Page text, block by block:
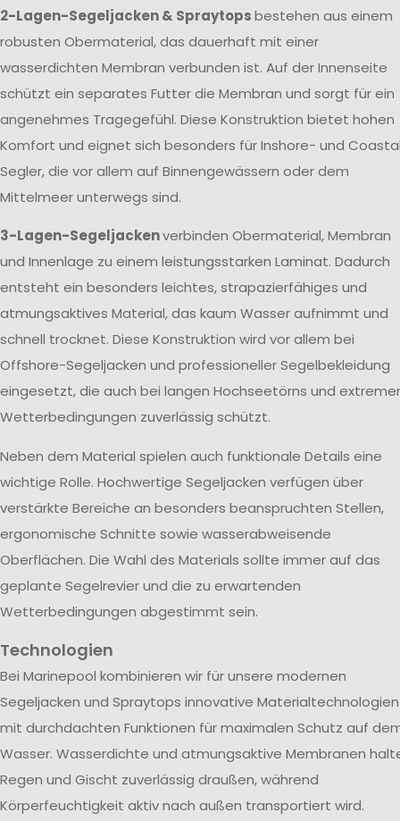
2-Lagen-Segeljacken & Spraytopsbestehen aus einem
robusten Obermaterial, das dauerhaft mit einer
wasserdichten Membran verbunden ist. Auf der Innenseite
schützt ein separates Futter die Membran und sorgt für ein
angenehmes Tragegefühl. Diese Konstruktion bietet hohen
Komfort und eignet sich besonders für Inshore- und
Segler, die vor allem auf Binnengewässern oder dem
Mittelmeer unterwegs sind.
3-Lagen-Segeljackenverbinden Obermaterial, Membran
und Innenlage zu einem leistungsstarken Laminat. Dadurch
entsteht ein besonders leichtes, strapazierfähiges und
atmungsaktives Material, das kaum Wasser aufnimmt und
schnell trocknet. Diese Konstruktion wird vor allem bei
Offshore-Segeljacken und professioneller Segelbekleidung
eingesetzt, die auch bei langen Hochseetörns und
Wetterbedingungen zuverlässig schützt.
Neben dem Material spielen auch funktionale Details eine
wichtige Rolle. Hochwertige Segeljacken verfügen über
verstärkte Bereiche an besonders beanspruchten Stellen,
ergonomische Schnitte sowie wasserabweisende
Oberflächen. Die Wahl des Materials sollte immer auf das
geplante Segelrevier und die zu erwartenden
Wetterbedingungen abgestimmt sein.
Technologien
Bei Marinepool kombinieren wir für unsere modernen
Segeljacken und Spraytops innovative Materialtechnologien
mit durchdachten Funktionen für maximalen Schutz auf
Wasser. Wasserdichte und atmungsaktive Membranen
Regen und Gischt zuverlässig draußen, während
Körperfeuchtigkeit aktiv nach außen transportiert wird.